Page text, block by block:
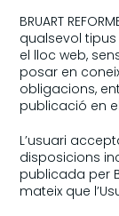
BRUART
qualsevol
el lloc web,
posar en
obligacions,
publicació en
L’usuari
disposicions
publicada per
mateix que